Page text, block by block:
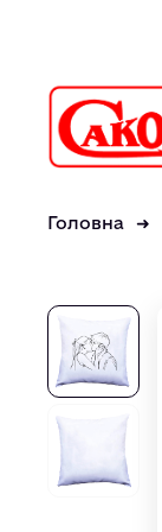
Головна